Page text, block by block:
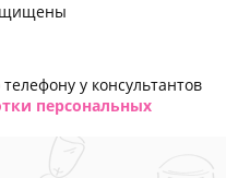
у консультантов
персональных